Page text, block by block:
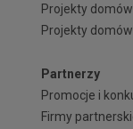
Projekty
Projekty
Partnerzy
Promocje i
Firmy